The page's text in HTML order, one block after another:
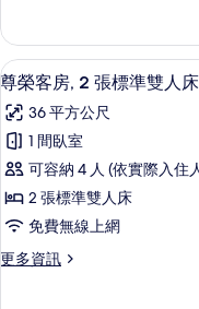
有
相
片
套
房
(Zen)
的
詳
情
顯
示
尊
榮
客
房,
張
7
尊榮客房, 2 張標準雙人床
36 平方公尺
1 間臥室
可容納 4 人 (依實際入住
2 張標準雙人床
免費無線上網
更多資訊
更